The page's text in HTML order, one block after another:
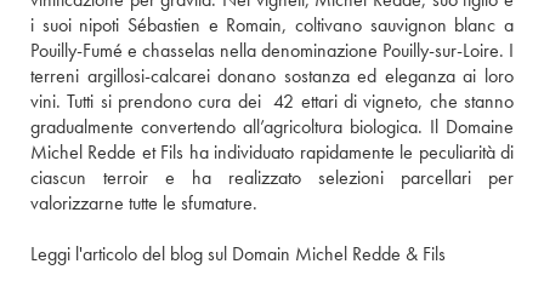
i suoi nipoti Sébastien e Romain, coltivano sauvignon blanc a
Pouilly-Fumé e chasselas nella denominazione Pouilly-sur-Loire. I
terreni argillosi-calcarei donano sostanza ed eleganza ai loro
vini. Tutti si prendono cura dei  42 ettari di vigneto, che stanno
gradualmente convertendo all’agricoltura biologica. Il Domaine
Michel Redde et Fils ha individuato rapidamente le peculiarità di
ciascun terroir e ha realizzato selezioni parcellari per
valorizzarne tutte le sfumature.
Leggi l'articolo del blog sul Domain Michel Redde & Fils